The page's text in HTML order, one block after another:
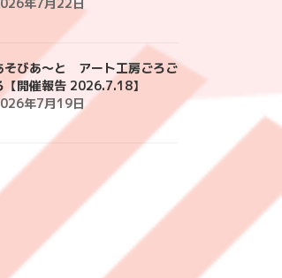
そびあ〜と アート工房ごろご
【開催報告 2026.7.18】
年7月19日